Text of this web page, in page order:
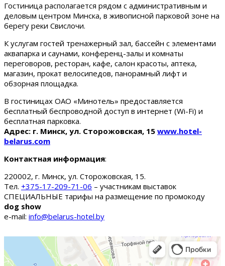
Гостиница располагается рядом с административным и
деловым центром Минска, в живописной парковой зоне на
берегу реки Свислочи.
К услугам гостей тренажерный зал, бассейн с элементами
аквапарка и саунами, конференц-залы и комнаты
переговоров, ресторан, кафе, салон красоты, аптека,
магазин, прокат велосипедов, панорамный лифт и
обзорная площадка.
В гостиницах ОАО «Минотель» предоставляется
бесплатный беспроводной доступ в интернет (Wi-Fi) и
бесплатная парковка.
Адрес: г. Минск, ул. Сторожовская, 15 www.hotel-
belarus.com
Контактная информация:
220002, г. Минск, ул. Сторожовская, 15.
Тел. +375-17-209-71-06 – участникам выставок
СПЕЦИАЛЬНЫЕ тарифы на размещение по промокоду
dog show
e-mail: info@belarus-hotel.by